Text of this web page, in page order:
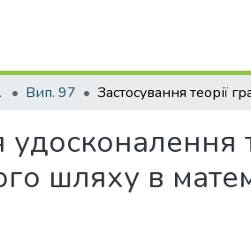
Вип. 97
шляху в